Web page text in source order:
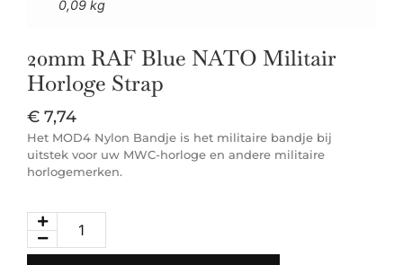
0,09 kg
20mm RAF Blue NATO Militair
Horloge Strap
€ 7,74
Het MOD4 Nylon Bandje is het militaire bandje bij
uitstek voor uw MWC-horloge en andere militaire
horlogemerken.